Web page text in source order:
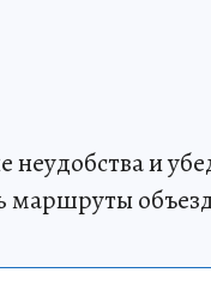
и
маршруты